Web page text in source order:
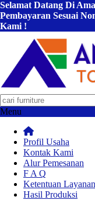
Selamat Datang Di
Pembayaran Sesuai
Kami !
Menu
Profil Usaha
Kontak Kami
Alur Pemesanan
F A Q
Ketentuan Layanan
Hasil Produksi